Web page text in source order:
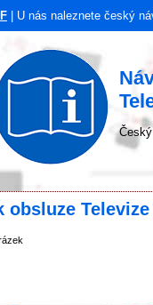
| U nás naleznete český
obsluze